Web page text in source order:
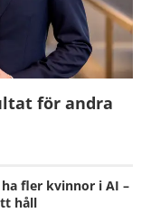
för andra
fler kvinnor i AI –
håll